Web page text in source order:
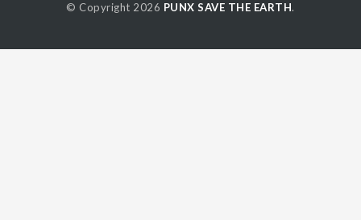
© Copyright 2026 PUNX SAVE THE EARTH.